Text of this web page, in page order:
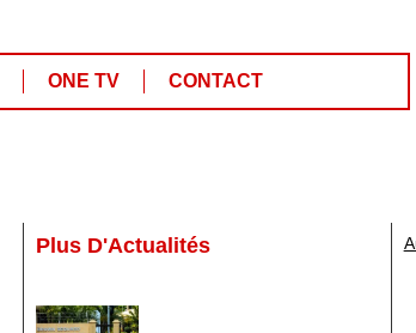
ONE TV CONTACT
Plus D'Actualités